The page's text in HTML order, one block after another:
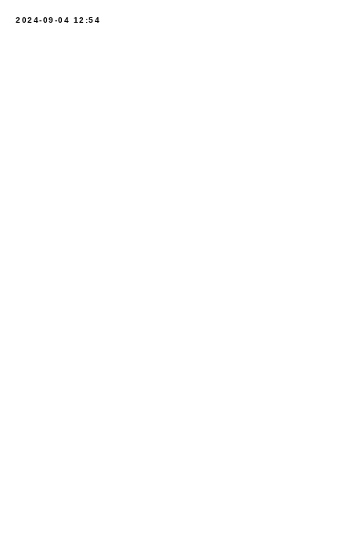
2024-09-04 12:54